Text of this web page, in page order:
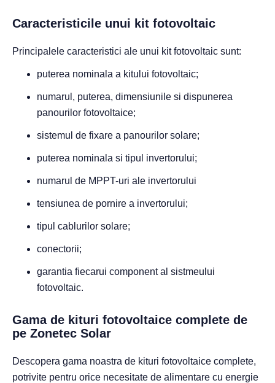
Caracteristicile unui kit fotovoltaic
Principalele caracteristici ale unui kit fotovoltaic sunt:
puterea nominala a kitului fotovoltaic;
numarul, puterea, dimensiunile si dispunerea
panourilor fotovoltaice;
sistemul de fixare a panourilor solare;
puterea nominala si tipul invertorului;
numarul de MPPT-uri ale invertorului
tensiunea de pornire a invertorului;
tipul cablurilor solare;
conectorii;
garantia fiecarui component al sistmeului
fotovoltaic.
Gama de kituri fotovoltaice complete de
pe Zonetec Solar
Descopera gama noastra de kituri fotovoltaice complete,
potrivite pentru orice necesitate de alimentare cu energie